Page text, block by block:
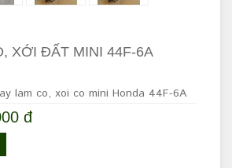
XỚI ĐẤT MINI 44F-6A
lam co, xoi co mini Honda 44F-6A
đ